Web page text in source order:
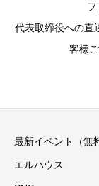
代表取締役への
客様
最新イベント（無
エルハウス